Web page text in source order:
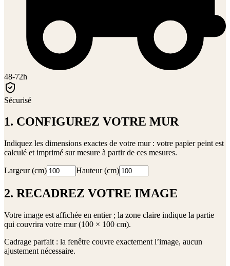
48-72h
Sécurisé
1. CONFIGUREZ VOTRE MUR
Indiquez les dimensions exactes de votre mur : votre papier peint est
calculé et imprimé sur mesure à partir de ces mesures.
Largeur (cm) Hauteur (cm)
2. RECADREZ VOTRE IMAGE
Votre image est affichée en entier ; la zone claire indique la partie
qui couvrira votre mur (100 × 100 cm).
Cadrage parfait : la fenêtre couvre exactement l’image, aucun
ajustement nécessaire.